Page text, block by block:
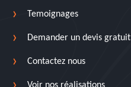
Temoignages
Demander un devis gratuit
Contactez nous